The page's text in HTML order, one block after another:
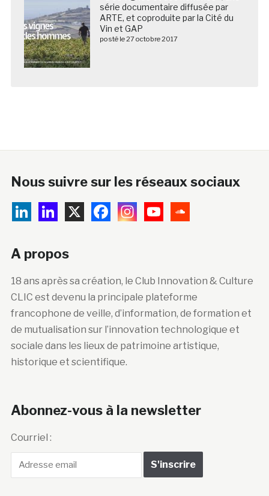
série documentaire diffusée par
ARTE, et coproduite par la Cité du
Vin et GAP
posté le 27 octobre 2017
Nous suivre sur les réseaux sociaux
A propos
18 ans après sa création, le Club Innovation & Culture
CLIC est devenu la principale plateforme
francophone de veille, d’information, de formation et
de mutualisation sur l’innovation technologique et
sociale dans les lieux de patrimoine artistique,
historique et scientifique.
Abonnez-vous à la newsletter
Courriel :